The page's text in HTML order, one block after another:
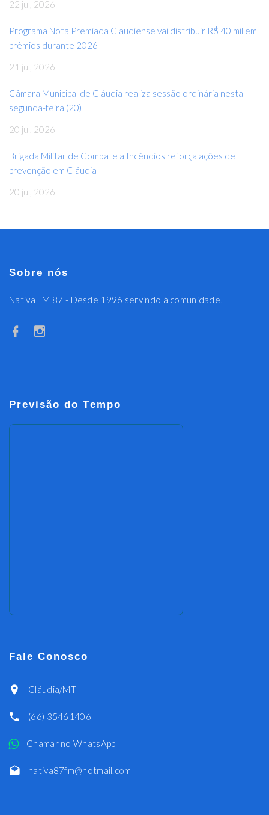
22 jul, 2026
Programa Nota Premiada Claudiense vai distribuir R$ 40 mil em
prêmios durante 2026
21 jul, 2026
Câmara Municipal de Cláudia realiza sessão ordinária nesta
segunda-feira (20)
20 jul, 2026
Brigada Militar de Combate a Incêndios reforça ações de
prevenção em Cláudia
20 jul, 2026
Sobre nós
Nativa FM 87 - Desde 1996 servindo à comunidade!
Previsão do Tempo
Fale Conosco
Cláudia/MT
(66) 35461406
Chamar no WhatsApp
nativa87fm@hotmail.com